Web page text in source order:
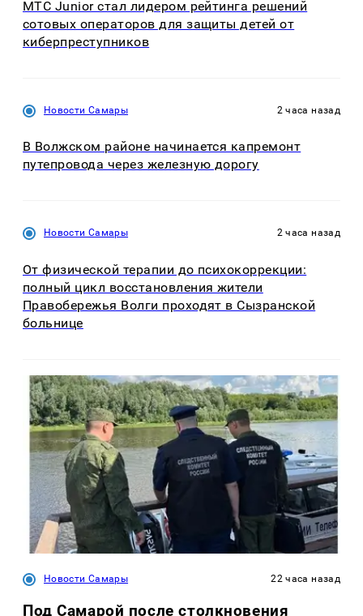
МТС Junior стал лидером рейтинга решений
сотовых операторов для защиты детей от
киберпреступников
Новости Самары 2 часа назад
В Волжском районе начинается капремонт
путепровода через железную дорогу
Новости Самары 2 часа назад
От физической терапии до психокоррекции:
полный цикл восстановления жители
Правобережья Волги проходят в Сызранской
больнице
Новости Самары 22 часа назад
Под Самарой после столкновения